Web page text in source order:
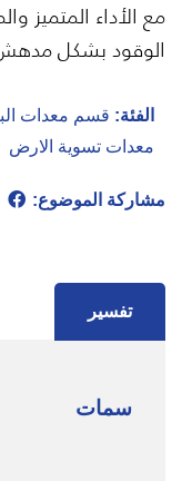
مع الأداء المتميز
الوقود بشكل
الفئة: قسم معدات
معدات تسوية الارض
مشاركة الموضوع:
تفسير
سمات